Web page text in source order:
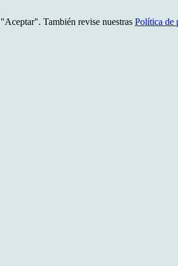
También revise nuestras Política de